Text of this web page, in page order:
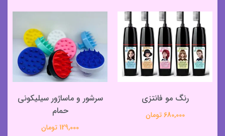
رنگ مو فانتزی
680,000 تومان
سرشور و ماساژور سیلیکونی
حمام
129,000 تومان